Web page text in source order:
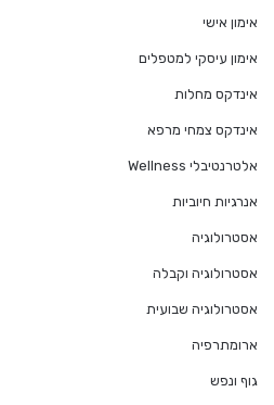
אימון אישי
אימון עיסקי למטפלים
אינדקס מחלות
אינדקס צמחי מרפא
אלטרנטיבלי Wellness
אנרגיות חיוביות
אסטרולוגיה
אסטרולוגיה וקבלה
אסטרולוגיה שבועית
ארומתרפיה
גוף ונפש